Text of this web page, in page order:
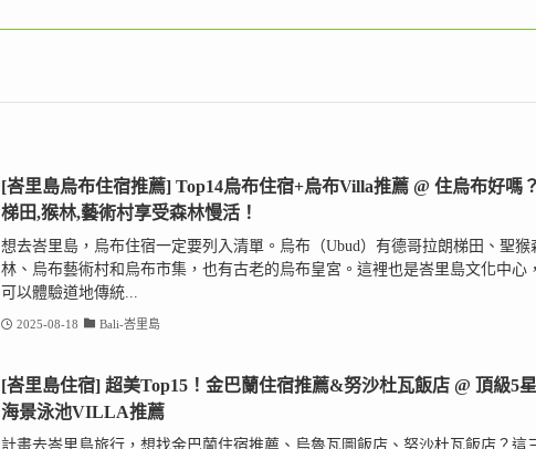
[峇里島烏布住宿推薦] Top14烏布住宿+烏布Villa推薦 @ 住烏布好嗎？
梯田,猴林,藝術村享受森林慢活！
想去峇里島，烏布住宿一定要列入清單。烏布（Ubud）有德哥拉朗梯田、聖猴
林、烏布藝術村和烏布市集，也有古老的烏布皇宮。這裡也是峇里島文化中心，
可以體驗道地傳統...
2025-08-18 Bali-峇里島
[峇里島住宿] 超美Top15！金巴蘭住宿推薦&努沙杜瓦飯店 @ 頂級5星
海景泳池VILLA推薦
計畫去峇里島旅行，想找金巴蘭住宿推薦、烏魯瓦圖飯店、努沙杜瓦飯店？這